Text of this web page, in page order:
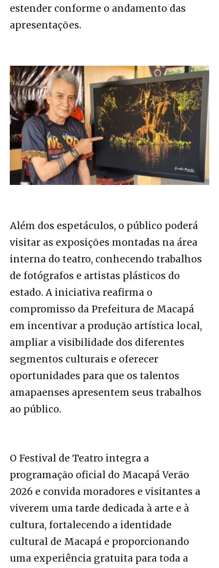
estender conforme o andamento das
apresentações.
Além dos espetáculos, o público poderá
visitar as exposições montadas na área
interna do teatro, conhecendo trabalhos
de fotógrafos e artistas plásticos do
estado. A iniciativa reafirma o
compromisso da Prefeitura de Macapá
em incentivar a produção artística local,
ampliar a visibilidade dos diferentes
segmentos culturais e oferecer
oportunidades para que os talentos
amapaenses apresentem seus trabalhos
ao público.
O Festival de Teatro integra a
programação oficial do Macapá Verão
2026 e convida moradores e visitantes a
viverem uma tarde dedicada à arte e à
cultura, fortalecendo a identidade
cultural de Macapá e proporcionando
uma experiência gratuita para toda a